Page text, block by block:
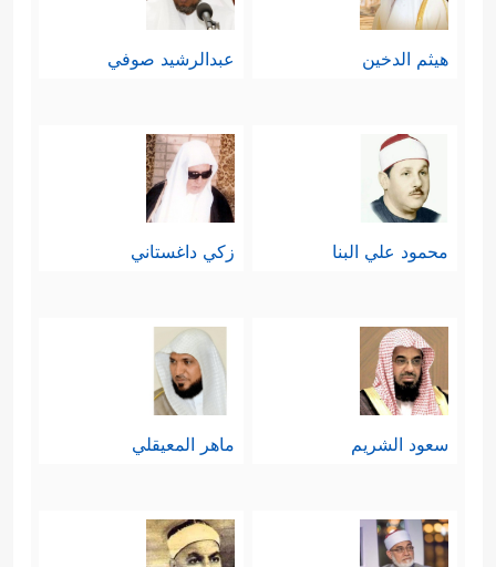
هيثم الدخين عبدالرشيد صوفي
محمود علي البنا زكي داغستاني
سعود الشريم ماهر المعيقلي